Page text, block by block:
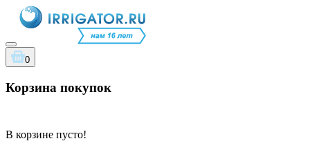
0
Корзина покупок
В корзине пусто!